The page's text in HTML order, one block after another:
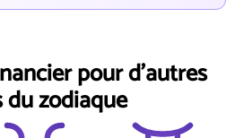
pour d'autres
du zodiaque